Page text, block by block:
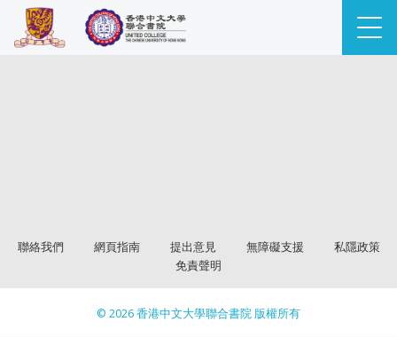
聯絡我們 網頁指南 提出意見 無障礙支援
私隱政策
免責聲明
© 2026 香港中文大學聯合書院 版權所有